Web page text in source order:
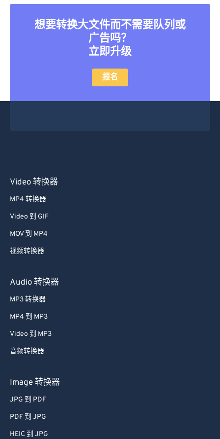
想要转换大文件而不需要队列或
广告吗？
立即升级
报名
Video 转换器
MP4 转换器
Video 到 GIF
MOV 到 MP4
视频转换器
Audio 转换器
MP3 转换器
MP4 到 MP3
Video 到 MP3
音频转换器
Image 转换器
JPG 到 PDF
PDF 到 JPG
HEIC 到 JPG